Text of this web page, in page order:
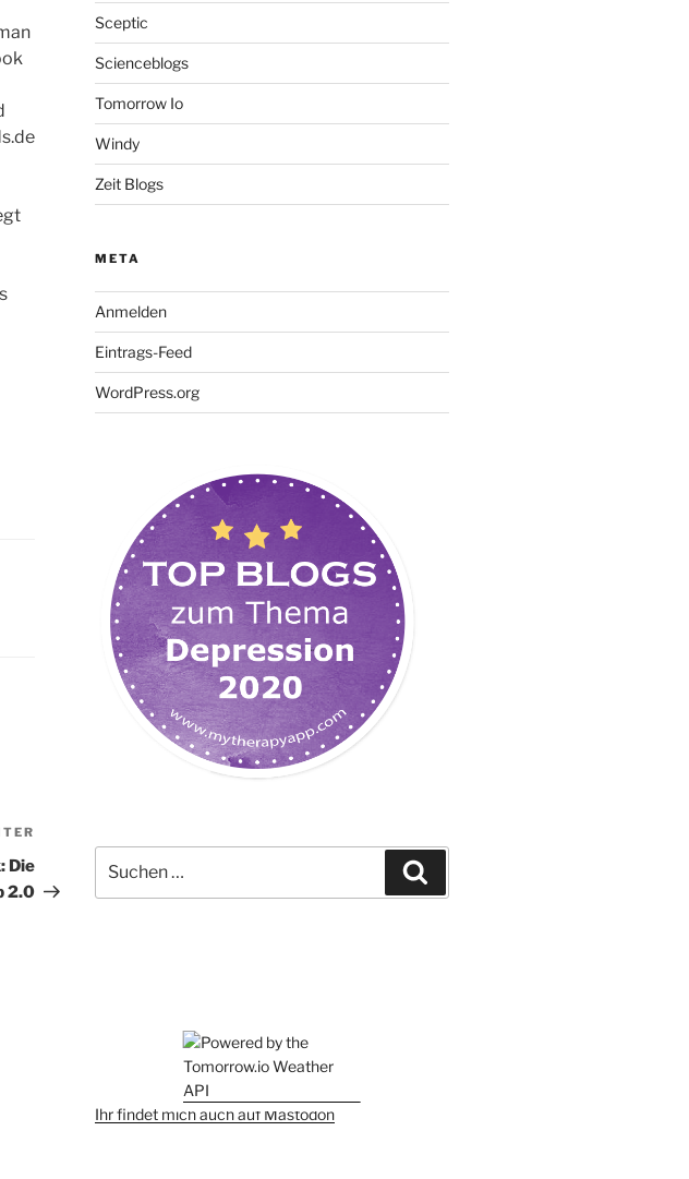
Beitrag
Die
2.0
Sceptic
Scienceblogs
Tomorrow Io
Windy
Zeit Blogs
META
Anmelden
Eintrags-Feed
WordPress.org
nach:
Ihr findet mich auch auf Mastodon